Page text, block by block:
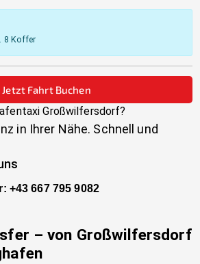
8 Koffer
Jetzt Fahrt Buchen
Großwilfersdorf?
in Ihrer Nähe. Schnell und
: +43 667 795 9082
– von Großwilfersdorf